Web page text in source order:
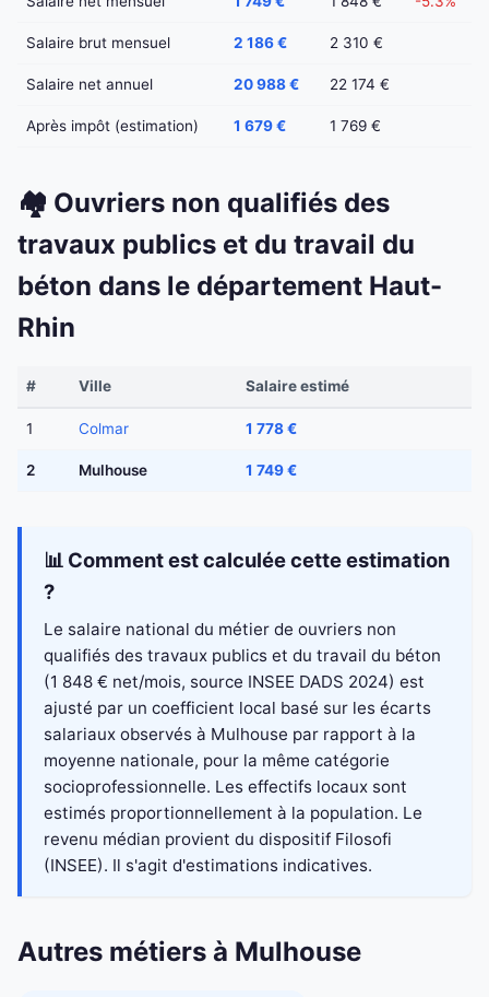
Salaire brut mensuel 2 186 € 2 310 €
Salaire net annuel 20 988 € 22 174 €
Après impôt (estimation) 1 679 € 1 769 €
🏘️ Ouvriers non qualifiés des
travaux publics et du travail du
béton dans le département Haut-
Rhin
# Ville Salaire estimé
1 Colmar 1 778 €
2 Mulhouse 1 749 €
📊 Comment est calculée cette estimation
?
Le salaire national du métier de ouvriers non
qualifiés des travaux publics et du travail du béton
(1 848 € net/mois, source INSEE DADS 2024) est
ajusté par un coefficient local basé sur les écarts
salariaux observés à Mulhouse par rapport à la
moyenne nationale, pour la même catégorie
socioprofessionnelle. Les effectifs locaux sont
estimés proportionnellement à la population. Le
revenu médian provient du dispositif Filosofi
(INSEE). Il s'agit d'estimations indicatives.
Autres métiers à Mulhouse